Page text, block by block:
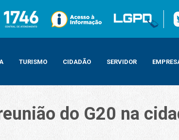
TURISMO CIDADÃO SERVIDOR
do G20 na